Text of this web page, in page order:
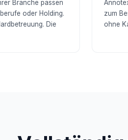
Branche passen
oder Holding.
Die
zum
ohne